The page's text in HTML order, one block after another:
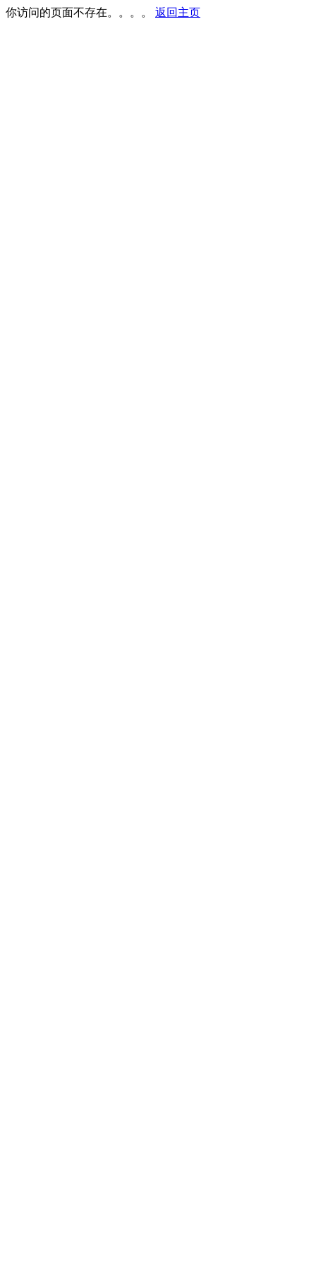
你访问的页面不存在。。。。 返回主页